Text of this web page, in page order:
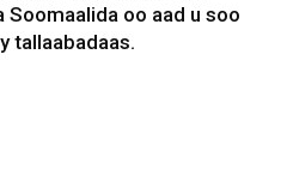
Soomaalida oo aad u soo
tallaabadaas.